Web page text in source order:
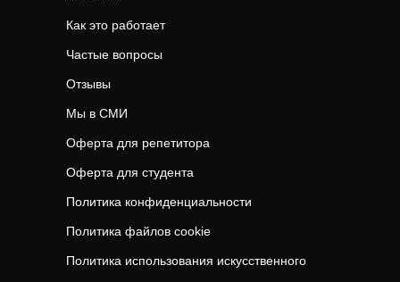
Как это работает
Частые вопросы
Отзывы
Мы в СМИ
Оферта для репетитора
Оферта для студента
Политика конфиденциальности
Политика файлов cookie
Политика использования искусственного